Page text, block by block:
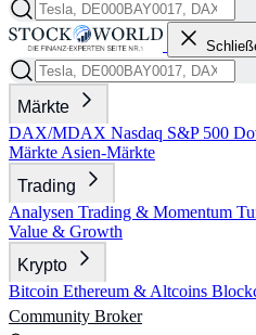
Märkte
DAX/MDAX Nasdaq S&P 500
Märkte Asien-Märkte
Trading
Analysen Trading & Momentum
Value & Growth
Krypto
Bitcoin Ethereum & Altcoins
Community Broker